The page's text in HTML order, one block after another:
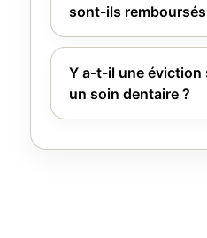
sont-ils remboursés
Y a-t-il une éviction
un soin dentaire ?